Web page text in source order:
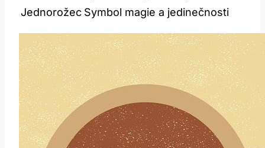
Jednorožec Symbol magie a jedinečnosti